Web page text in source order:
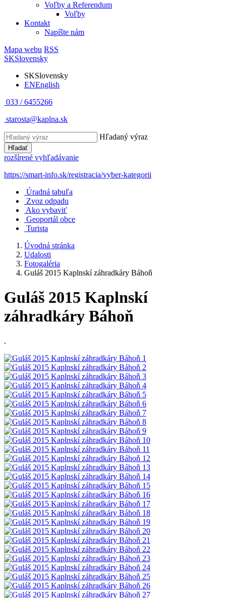
Voľby a Referendum
Voľby
Kontakt
Napíšte nám
Mapa webu RSS
SKSlovensky
SKSlovensky
ENEnglish
033 / 6455266
starosta@kaplna.sk
Hľadaný výraz
Hľadať
rozšírené vyhľadávanie
https://smart-info.sk/registracia/vyber-kategorii
Úradná tabuľa
Zvoz odpadu
Ako vybaviť
Geoportál obce
Turista
Úvodná stránka
Udalosti
Fotogaléria
Guláš 2015 Kaplnskí záhradkáry Báhoň
Guláš 2015 Kaplnskí
záhradkáry Báhoň
.